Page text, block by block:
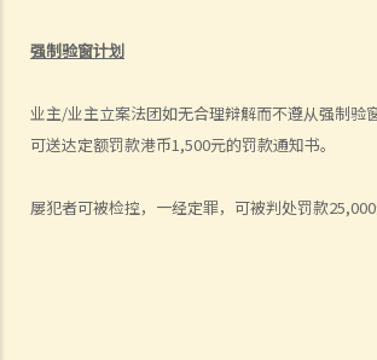
强制验窗计划
业主/业主立案法团如无合理辩解而不遵从强制验
可送达定额罚款港币1,500元的罚款通知书。
屡犯者可被检控，一经定罪，可被判处罚款25,000
1. 甚么是强制验楼计划及强制验窗计划？
3. 强制验楼计划及强制验窗计划有甚么程序？
4. 若在强制验楼过程中发现僭建物，会有甚么后果？